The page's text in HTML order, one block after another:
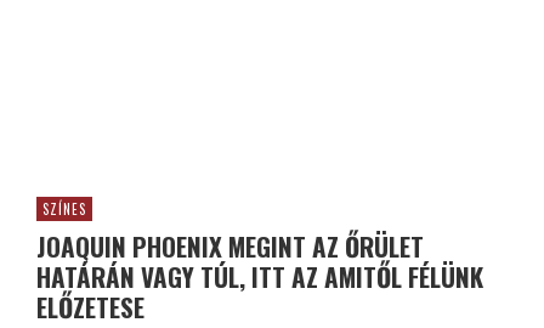
SZÍNES
JOAQUIN PHOENIX MEGINT AZ ŐRÜLET
HATÁRÁN VAGY TÚL, ITT AZ AMITŐL FÉLÜNK
ELŐZETESE